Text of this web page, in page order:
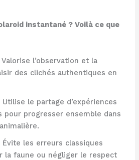
instantané ? Voilà ce que
Valorise l’observation et la
des clichés authentiques en
Utilise le partage d’expériences
pour progresser ensemble dans
Évite les erreurs classiques
la faune ou négliger le respect